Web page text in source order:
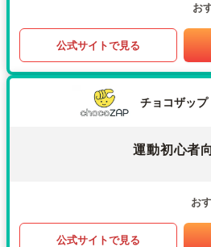
お
公式サイトで見る
チョコザップ
運動初心者
お
公式サイトで見る